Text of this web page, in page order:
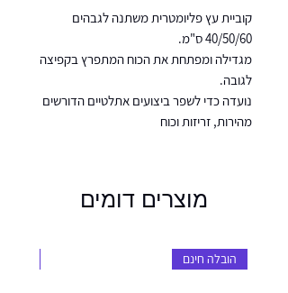
קוביית עץ פליומטרית משתנה לגבהים
40/50/60 ס"מ.
מגדילה ומפתחת את הכוח המתפרץ בקפיצה
לגובה.
נועדה כדי לשפר ביצועים אתלטיים הדורשים
מהירות, זריזות וכוח
מוצרים דומים
הובלה חינם